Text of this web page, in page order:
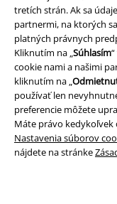
tretích strán. Ak sa
partnermi, na ktorých
platných právnych
Kliknutím na „ Súhlasím
cookie nami a našimi
kliknutím na „
používať len
preferencie môžete
Máte právo
Nastavenia súborov
nájdete na stránke
Podmienky
Imprint
Ochrana osobných
Likvidácia odpadu a
Vyhlásenie o zhode